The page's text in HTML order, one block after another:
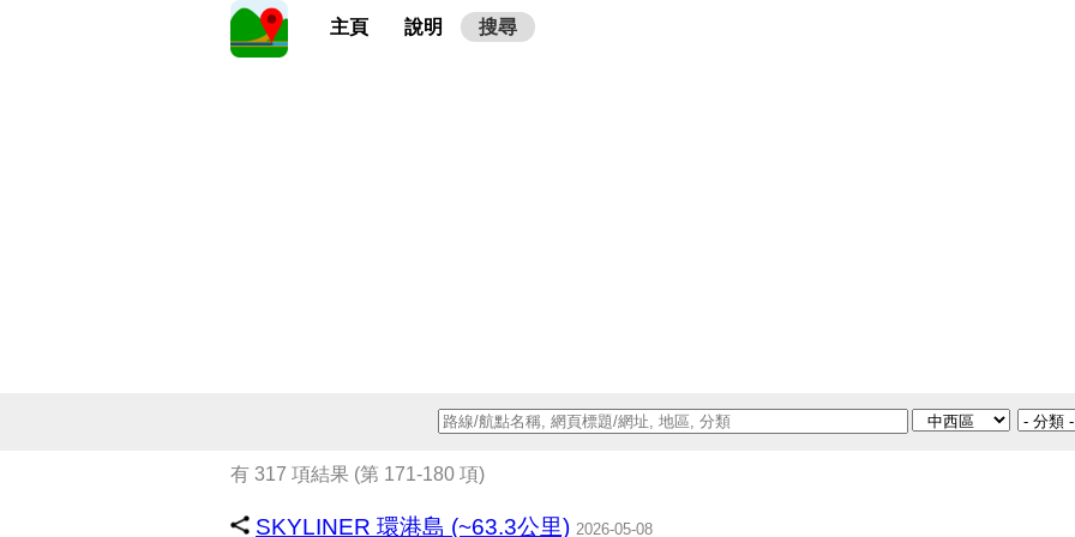
主頁 說明 搜尋
有 317 項結果 (第 171-180 項)
SKYLINER 環港島 (~63.3公里) 2026-05-08